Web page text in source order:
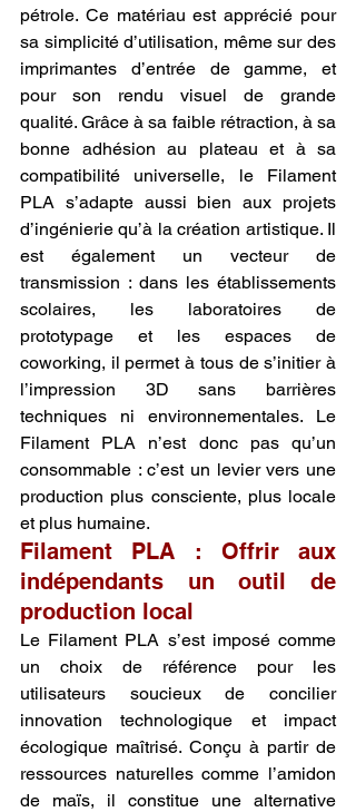
pétrole. Ce matériau est apprécié pour
sa simplicité d’utilisation, même sur des
imprimantes d’entrée de gamme, et
pour son rendu visuel de grande
qualité. Grâce à sa faible rétraction, à sa
bonne adhésion au plateau et à sa
compatibilité universelle, le Filament
PLA s’adapte aussi bien aux projets
d’ingénierie qu’à la création artistique. Il
est également un vecteur de
transmission : dans les établissements
scolaires, les laboratoires de
prototypage et les espaces de
coworking, il permet à tous de s’initier à
l’impression 3D sans barrières
techniques ni environnementales. Le
Filament PLA n’est donc pas qu’un
consommable : c’est un levier vers une
production plus consciente, plus locale
et plus humaine.
Filament PLA : Offrir aux
indépendants un outil de
production local
Le Filament PLA s’est imposé comme
un choix de référence pour les
utilisateurs soucieux de concilier
innovation technologique et impact
écologique maîtrisé. Conçu à partir de
ressources naturelles comme l’amidon
de maïs, il constitue une alternative